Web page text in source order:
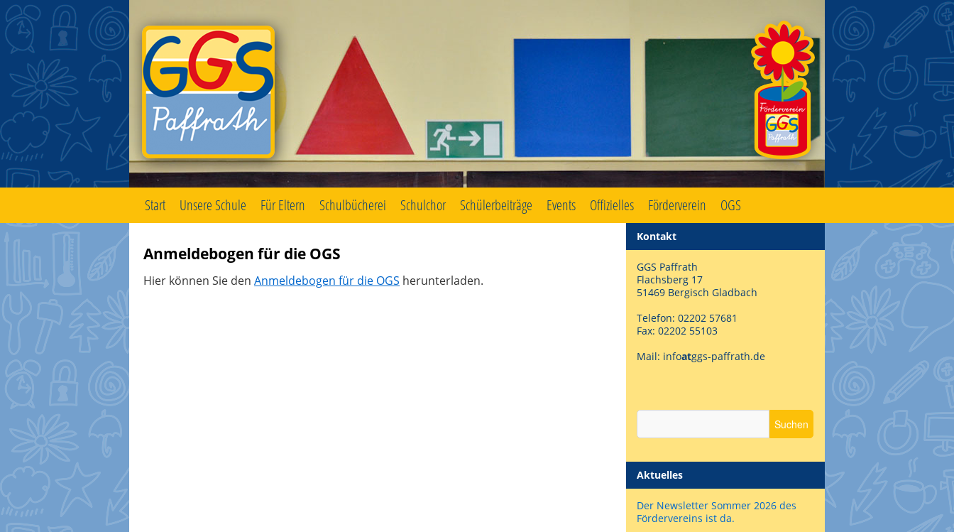
Zum
Start Unsere Schule Für Eltern Schulbücherei Schulchor Schülerbeiträge Events Offizielles Förderverein OGS
Anmeldebogen für die OGS
Hier können Sie den Anmeldebogen für die OGS herunterladen.
Kontakt
GGS Paffrath
Flachsberg 17
51469 Bergisch Gladbach
Telefon: 02202 57681
Fax: 02202 55103
Mail: infoatggs-paffrath.de
Aktuelles
Der Newsletter Sommer 2026 des
Fördervereins ist da.